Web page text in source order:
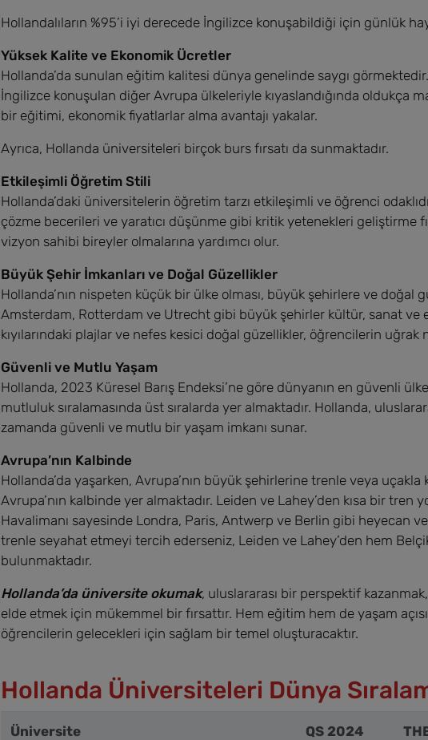
Hollandalıların %95’i iyi derecede İngilizce konuşabildiği için günlük
Yüksek Kalite ve Ekonomik Ücretler
Hollanda’da sunulan eğitim kalitesi dünya genelinde saygı
İngilizce konuşulan diğer Avrupa ülkeleriyle kıyaslandığında oldukça
bir eğitimi, ekonomik fiyatlarlar alma avantajı yakalar.
Ayrıca, Hollanda üniversiteleri birçok burs fırsatı da sunmaktadır.
Etkileşimli Öğretim Stili
Hollanda’daki üniversitelerin öğretim tarzı etkileşimli ve öğrenci
çözme becerileri ve yaratıcı düşünme gibi kritik yetenekleri geliştirme
vizyon sahibi bireyler olmalarına yardımcı olur.
Büyük Şehir İmkanları ve Doğal Güzellikler
Hollanda’nın nispeten küçük bir ülke olması, büyük şehirlere ve doğal
Amsterdam, Rotterdam ve Utrecht gibi büyük şehirler kültür, sanat ve
kıyılarındaki plajlar ve nefes kesici doğal güzellikler, öğrencilerin uğrak
Güvenli ve Mutlu Yaşam
Hollanda, 2023 Küresel Barış Endeksi’ne göre dünyanın en güvenli
mutluluk sıralamasında üst sıralarda yer almaktadır. Hollanda,
zamanda güvenli ve mutlu bir yaşam imkanı sunar.
Avrupa’nın Kalbinde
Hollanda’da yaşarken, Avrupa’nın büyük şehirlerine trenle veya
Avrupa’nın kalbinde yer almaktadır. Leiden ve Lahey’den kısa bir tren
Havalimanı sayesinde Londra, Paris, Antwerp ve Berlin gibi heyecan
trenle seyahat etmeyi tercih ederseniz, Leiden ve Lahey’den hem
bulunmaktadır.
Hollanda’da üniversite okumak, uluslararası bir perspektif
elde etmek için mükemmel bir fırsattır. Hem eğitim hem de yaşam
öğrencilerin gelecekleri için sağlam bir temel oluşturacaktır.
Hollanda Üniversiteleri Dünya
Üniversite QS 2024